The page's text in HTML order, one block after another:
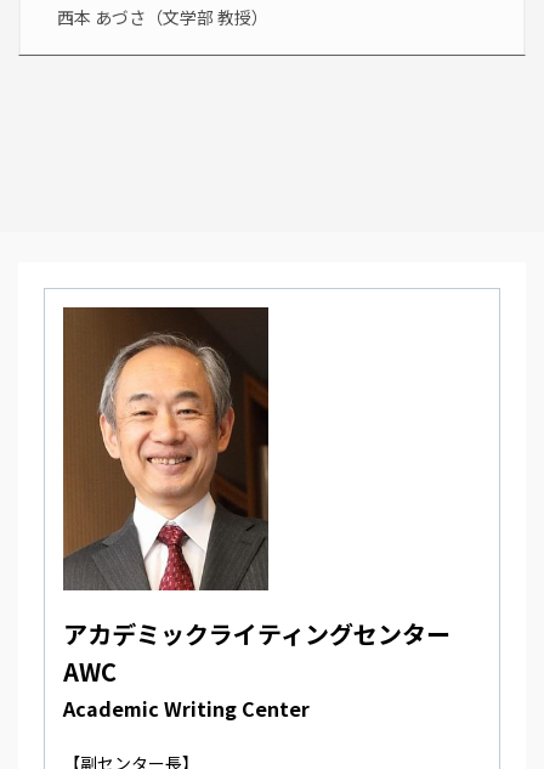
西本 あづさ（文学部 教授）
アカデミックライティングセンター
AWC
Academic Writing Center
【副センター長】